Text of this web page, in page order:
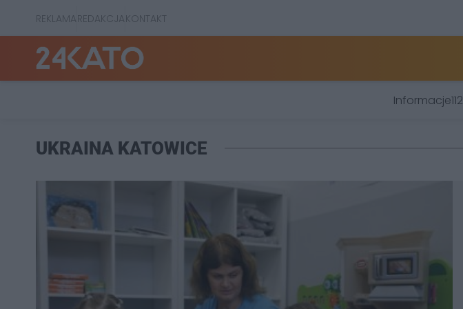
REKLAMAREDAKCJAKONTAKT
Informacje112
UKRAINA KATOWICE